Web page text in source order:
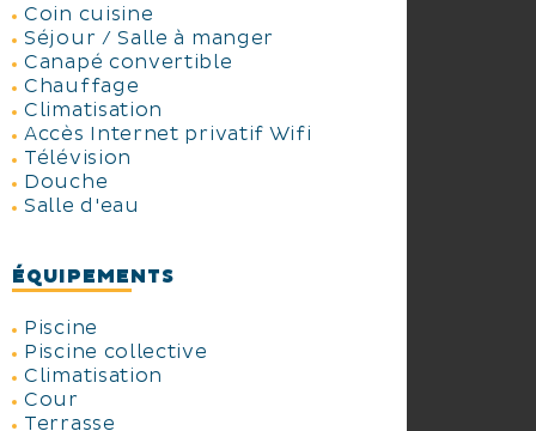
Coin cuisine
Séjour / Salle à manger
Canapé convertible
Chauffage
Climatisation
Accès Internet privatif Wifi
Télévision
Douche
Salle d'eau
ÉQUIPEMENTS
Piscine
Piscine collective
Climatisation
Cour
Terrasse